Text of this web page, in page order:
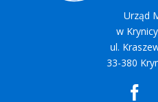
Urząd
w
ul.
33-380